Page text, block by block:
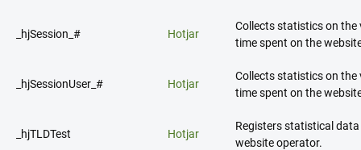
_hjSession_# Hotjar
Collects statistics on the
time spent on the
_hjSessionUser_# Hotjar
Collects statistics on the
time spent on the
_hjTLDTest Hotjar
Registers statistical
website operator.